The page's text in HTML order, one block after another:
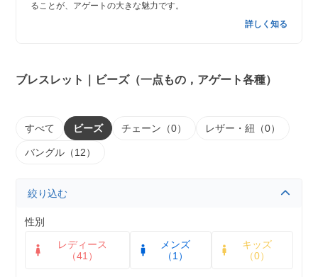
ることが、アゲートの大きな魅力です。
詳しく知る
ブレスレット｜ビーズ（一点もの，アゲート各種）
すべて ビーズ チェーン（0） レザー・紐（0）
バングル（12）
絞り込む
性別
レディース
（41）
メンズ
（1）
キッズ
（0）